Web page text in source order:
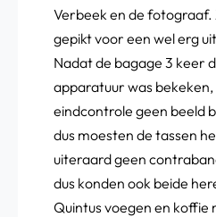
Verbeek en de fotograaf.
gepikt voor een wel erg
Nadat de bagage 3 keer
apparatuur was
eindcontrole geen beeld
dus moesten de tassen
uiteraard geen
dus konden ook beide
Quintus voegen en koffie